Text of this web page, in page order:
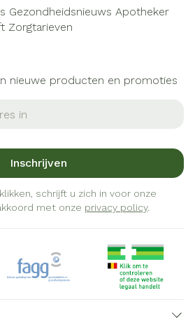
Gezondheidsnieuws Apotheker
Zorgtarieven
nieuwe producten en promoties
Inschrijven
schrijft u zich in voor onze
met onze privacy policy.